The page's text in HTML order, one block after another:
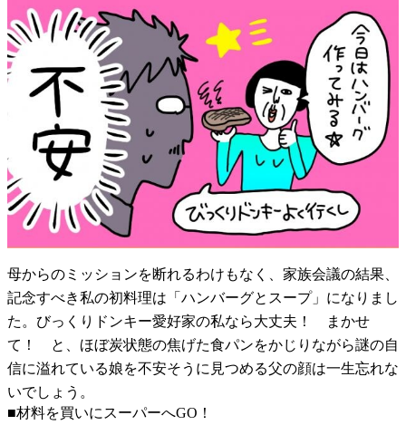
母からのミッションを断れるわけもなく、家族会議の結果、
記念すべき私の初料理は「ハンバーグとスープ」になりまし
た。びっくりドンキー愛好家の私なら大丈夫！ まかせ
て！ と、ほぼ炭状態の焦げた食パンをかじりながら謎の自
信に溢れている娘を不安そうに見つめる父の顔は一生忘れな
いでしょう。
■材料を買いにスーパーへGO！